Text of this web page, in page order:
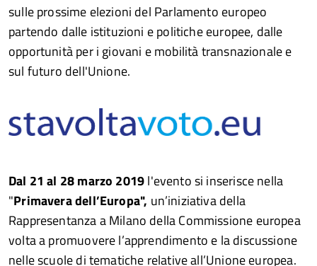
sulle prossime elezioni del Parlamento europeo
partendo dalle istituzioni e politiche europee, dalle
opportunità per i giovani e mobilità transnazionale e
sul futuro dell'Unione.
Dal 21 al 28 marzo 2019l'evento si inserisce nella
"Primavera dell’Europa", un’iniziativa della
Rappresentanza a Milano della Commissione europea
volta a promuovere l’apprendimento e la discussione
nelle scuole di tematiche relative all’Unione europea.